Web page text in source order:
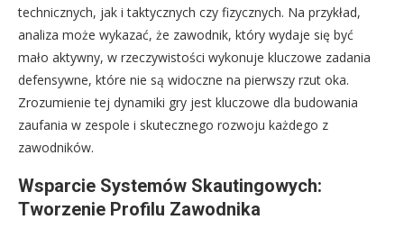
technicznych, jak i taktycznych czy fizycznych. Na przykład,
analiza może wykazać, że zawodnik, który wydaje się być
mało aktywny, w rzeczywistości wykonuje kluczowe zadania
defensywne, które nie są widoczne na pierwszy rzut oka.
Zrozumienie tej dynamiki gry jest kluczowe dla budowania
zaufania w zespole i skutecznego rozwoju każdego z
zawodników.
Wsparcie Systemów Skautingowych:
Tworzenie Profilu Zawodnika